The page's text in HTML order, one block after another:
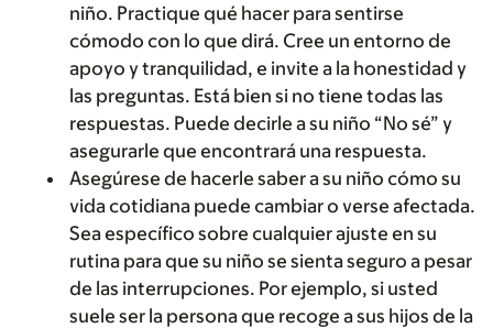
niño. Practique qué hacer para sentirse
cómodo con lo que dirá. Cree un entorno de
apoyo y tranquilidad, e invite a la honestidad y
las preguntas. Está bien si no tiene todas las
respuestas. Puede decirle a su niño “No sé” y
asegurarle que encontrará una respuesta.
Asegúrese de hacerle saber a su niño cómo su
vida cotidiana puede cambiar o verse afectada.
Sea específico sobre cualquier ajuste en su
rutina para que su niño se sienta seguro a pesar
de las interrupciones. Por ejemplo, si usted
suele ser la persona que recoge a sus hijos de la